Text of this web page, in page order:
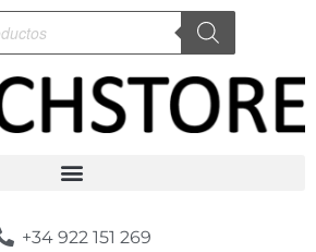
+34 922 151 269